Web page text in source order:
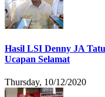
Hasil LSI Denny JA
Ucapan Selamat
Thursday, 10/12/2020